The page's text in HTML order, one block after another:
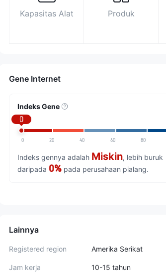
Kapasitas Alat Produk
Gene Internet
Indeks Gene
0
0 20 40 60 80
Indeks gennya adalah Miskin, lebih buruk
daripada 0% pada perusahaan pialang.
Lainnya
Registered region Amerika Serikat
Jam kerja 10-15 tahun